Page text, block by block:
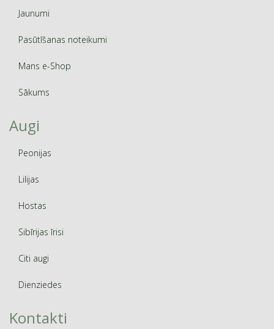
Jaunumi
Pasūtīšanas noteikumi
Mans e-Shop
Sākums
Augi
Peonijas
Lilijas
Hostas
Sibīrijas īrisi
Citi augi
Dienziedes
Kontakti